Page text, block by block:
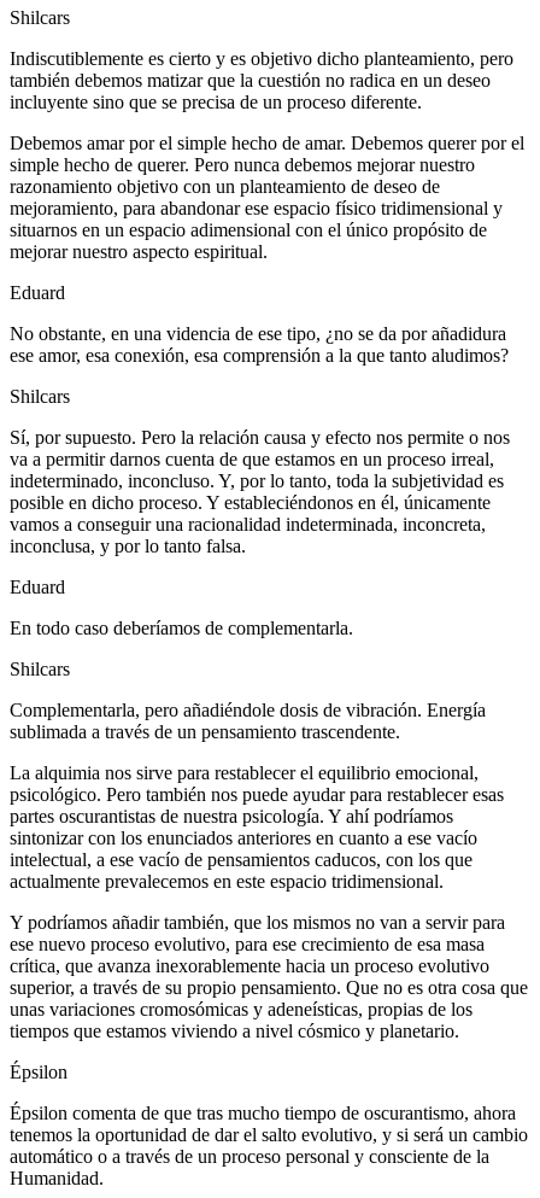
Shilcars
Indiscutiblemente es cierto y es objetivo dicho planteamiento, pero
también debemos matizar que la cuestión no radica en un deseo
incluyente sino que se precisa de un proceso diferente.
Debemos amar por el simple hecho de amar. Debemos querer por el
simple hecho de querer. Pero nunca debemos mejorar nuestro
razonamiento objetivo con un planteamiento de deseo de
mejoramiento, para abandonar ese espacio físico tridimensional y
situarnos en un espacio adimensional con el único propósito de
mejorar nuestro aspecto espiritual.
Eduard
No obstante, en una videncia de ese tipo, ¿no se da por añadidura
ese amor, esa conexión, esa comprensión a la que tanto aludimos?
Shilcars
Sí, por supuesto. Pero la relación causa y efecto nos permite o nos
va a permitir darnos cuenta de que estamos en un proceso irreal,
indeterminado, inconcluso. Y, por lo tanto, toda la subjetividad es
posible en dicho proceso. Y estableciéndonos en él, únicamente
vamos a conseguir una racionalidad indeterminada, inconcreta,
inconclusa, y por lo tanto falsa.
Eduard
En todo caso deberíamos de complementarla.
Shilcars
Complementarla, pero añadiéndole dosis de vibración. Energía
sublimada a través de un pensamiento trascendente.
La alquimia nos sirve para restablecer el equilibrio emocional,
psicológico. Pero también nos puede ayudar para restablecer esas
partes oscurantistas de nuestra psicología. Y ahí podríamos
sintonizar con los enunciados anteriores en cuanto a ese vacío
intelectual, a ese vacío de pensamientos caducos, con los que
actualmente prevalecemos en este espacio tridimensional.
Y podríamos añadir también, que los mismos no van a servir para
ese nuevo proceso evolutivo, para ese crecimiento de esa masa
crítica, que avanza inexorablemente hacia un proceso evolutivo
superior, a través de su propio pensamiento. Que no es otra cosa que
unas variaciones cromosómicas y adeneísticas, propias de los
tiempos que estamos viviendo a nivel cósmico y planetario.
Épsilon
Épsilon comenta de que tras mucho tiempo de oscurantismo, ahora
tenemos la oportunidad de dar el salto evolutivo, y si será un cambio
automático o a través de un proceso personal y consciente de la
Humanidad.